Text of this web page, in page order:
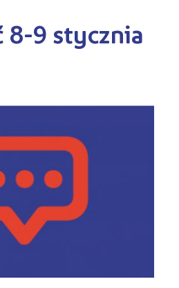
dla
SŁUCHACZA
8-9 stycznia